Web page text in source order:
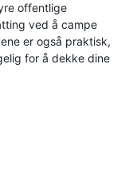
offentlige
ved å campe
er også praktisk,
for å dekke dine